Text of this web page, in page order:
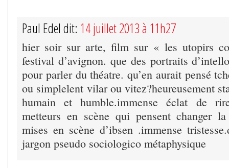
Paul Edel dit: 14 juillet 2013 à 11h27
hier soir sur arte, film sur « les utopirs
festival d’avignon. que des portraits
pour parler du théatre. qu’en aurait pensé
ou simplelent vilar ou vitez?heureusement
humain et humble.immense éclat de
metteurs en scène qui pensent changer
mises en scène d’ibsen .immense
jargon pseudo sociologico métaphysique